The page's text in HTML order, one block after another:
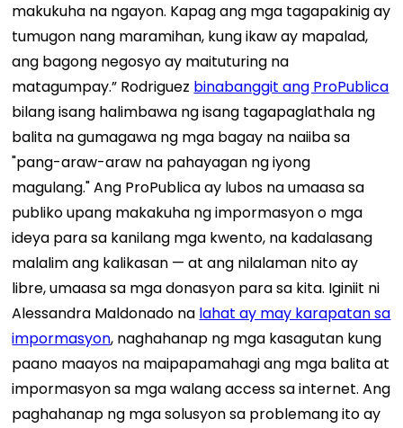
makukuha na ngayon. Kapag ang mga tagapakinig ay
tumugon nang maramihan, kung ikaw ay mapalad,
ang bagong negosyo ay maituturing na
matagumpay.” Rodriguez binabanggit ang ProPublica
bilang isang halimbawa ng isang tagapaglathala ng
balita na gumagawa ng mga bagay na naiiba sa
"pang-araw-araw na pahayagan ng iyong
magulang." Ang ProPublica ay lubos na umaasa sa
publiko upang makakuha ng impormasyon o mga
ideya para sa kanilang mga kwento, na kadalasang
malalim ang kalikasan — at ang nilalaman nito ay
libre, umaasa sa mga donasyon para sa kita. Iginiit ni
Alessandra Maldonado na lahat ay may karapatan sa
impormasyon, naghahanap ng mga kasagutan kung
paano maayos na maipapamahagi ang mga balita at
impormasyon sa mga walang access sa internet. Ang
paghahanap ng mga solusyon sa problemang ito ay